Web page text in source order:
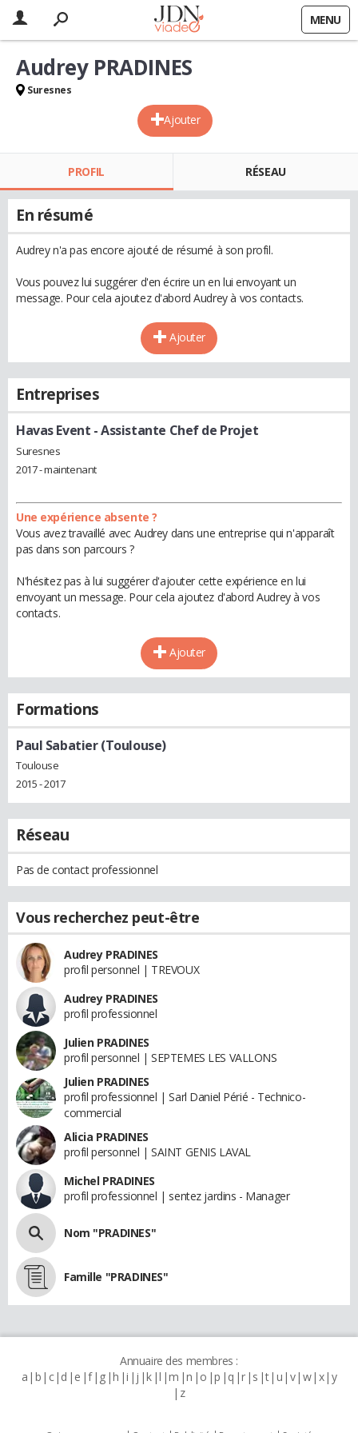
MENU
Ajouter
Audrey PRADINES
Suresnes
PROFIL RÉSEAU
En résumé
Audrey n'a pas encore ajouté de résumé à son profil.
Vous pouvez lui suggérer d'en écrire un en lui envoyant un
message. Pour cela ajoutez d'abord Audrey à vos contacts.
Ajouter
Entreprises
Havas Event - Assistante Chef de Projet
Suresnes
2017 - maintenant
Une expérience absente ?
Vous avez travaillé avec Audrey dans une entreprise qui n'apparaît
pas dans son parcours ?
N'hésitez pas à lui suggérer d'ajouter cette expérience en lui
envoyant un message. Pour cela ajoutez d'abord Audrey à vos
contacts.
Ajouter
Formations
Paul Sabatier (Toulouse)
Toulouse
2015 - 2017
Réseau
Pas de contact professionnel
Vous recherchez peut-être
Audrey PRADINES
profil personnel | TREVOUX
Audrey PRADINES
profil professionnel
Julien PRADINES
profil personnel | SEPTEMES LES VALLONS
Julien PRADINES
profil professionnel | Sarl Daniel Périé - Technico-
commercial
Alicia PRADINES
profil personnel | SAINT GENIS LAVAL
Michel PRADINES
profil professionnel | sentez jardins - Manager
Nom "PRADINES"
Famille "PRADINES"
Annuaire des membres :
a b c d e f g h i j k l m n o p q r s t u v w x y
z